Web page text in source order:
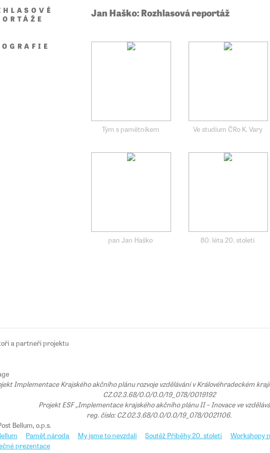
Jan Haško: Rozhlasová reportáž
Tým s pamětníkem Ve studium ČRo K. Vary
pan Jan Haško 80. léta 20. století
Implementace Krajského akčního plánu rozvoje vzdělávání v Královéhradeckém
CZ.02.3.68/0.0/0.0/19_078/0019192
Projekt ESF „Implementace krajského akčního plánu II – Inovace ve
reg. číslo: CZ.02.3.68/0.0/0.0/19_078/0021106.
Bellum, o.p.s.
Paměť národa My jsme to nevzdali Soutěž Příběhy 20. století
Workshopy
prezentace